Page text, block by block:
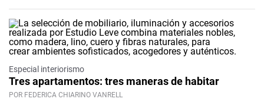
Especial interiorismo
Tres apartamentos: tres maneras de habitar
POR FEDERICA CHIARINO VANRELL